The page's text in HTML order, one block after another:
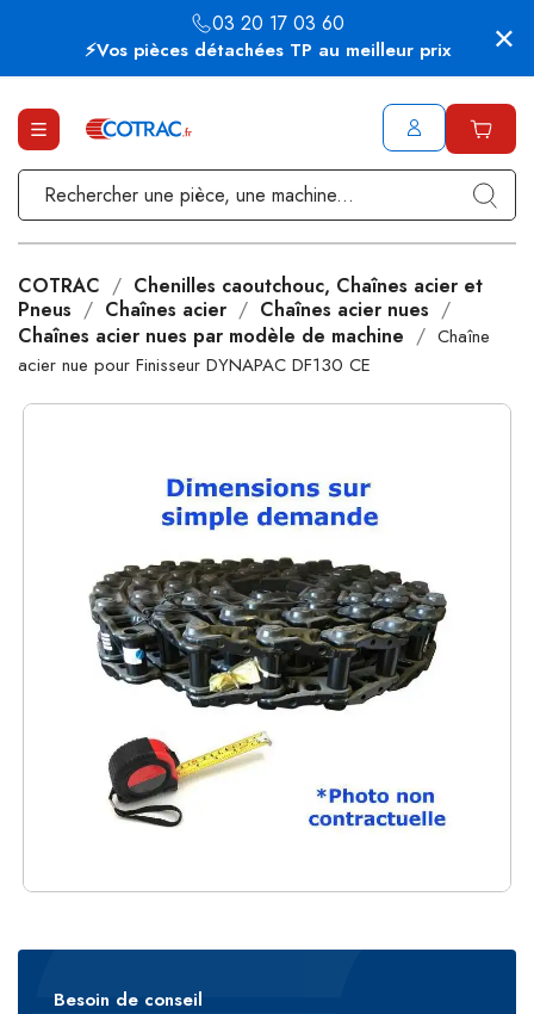
⚡Vos pièces détachées TP au meilleur prix
03 20 17 03 60
COTRAC
Chenilles caoutchouc, Chaînes acier et
Pneus
Chaînes acier
Chaînes acier nues
Chaînes acier nues par modèle de machine
Chaîne
acier nue pour Finisseur DYNAPAC DF130 CE
Besoin de conseil